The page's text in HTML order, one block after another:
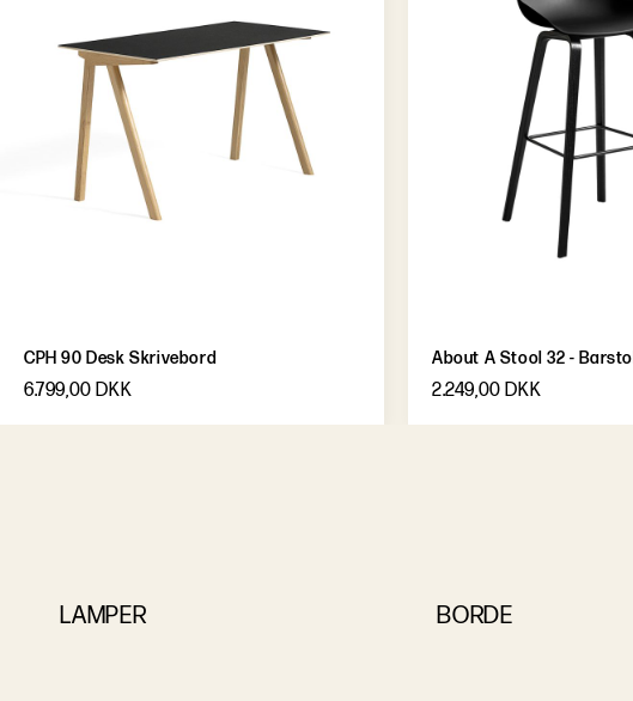
CPH 90 Desk Skrivebord
6.799,00 DKK
About A Stool 32 - Barstol
2.249,00 DKK
LAMPER BORDE